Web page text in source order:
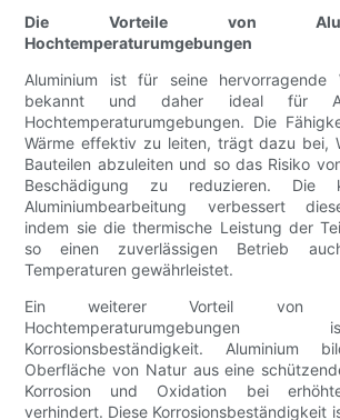
Die Vorteile von
Hochtemperaturumgebungen
Aluminium ist für seine hervorragende
bekannt und daher ideal für
Hochtemperaturumgebungen. Die
Wärme effektiv zu leiten, trägt dazu bei,
Bauteilen abzuleiten und so das Risiko
Beschädigung zu reduzieren. Die
Aluminiumbearbeitung verbessert
indem sie die thermische Leistung der
so einen zuverlässigen Betrieb
Temperaturen gewährleistet.
Ein weiterer Vorteil von
Korrosionsbeständigkeit. Aluminium
Oberfläche von Natur aus eine
Korrosion und Oxidation bei
verhindert. Diese Korrosionsbeständigkeit